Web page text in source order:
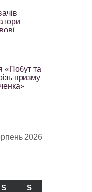
«Побут та
призму
2026
S СУБОТА
S